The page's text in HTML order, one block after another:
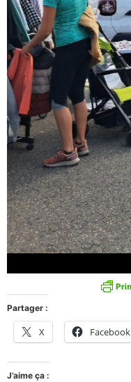
Partager :
X Facebook
J’aime ça :